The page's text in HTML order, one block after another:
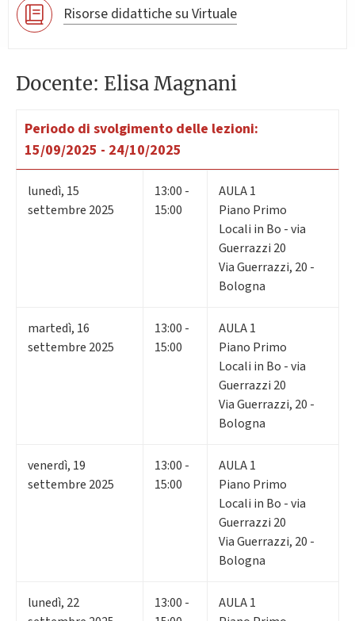
Risorse didattiche su Virtuale
Docente: Elisa Magnani
Periodo di svolgimento delle lezioni:
15/09/2025 - 24/10/2025
lunedì, 15
settembre 2025
13:00 -
15:00
AULA 1
Piano Primo
Locali in Bo - via
Guerrazzi 20
Via Guerrazzi, 20 -
Bologna
martedì, 16
settembre 2025
13:00 -
15:00
AULA 1
Piano Primo
Locali in Bo - via
Guerrazzi 20
Via Guerrazzi, 20 -
Bologna
venerdì, 19
settembre 2025
13:00 -
15:00
AULA 1
Piano Primo
Locali in Bo - via
Guerrazzi 20
Via Guerrazzi, 20 -
Bologna
lunedì, 22
13:00 -
AULA 1